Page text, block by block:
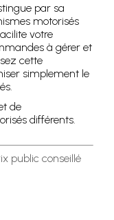
par sa
motorisés
votre
à gérer et
cette
simplement le
de
différents.
public conseillé